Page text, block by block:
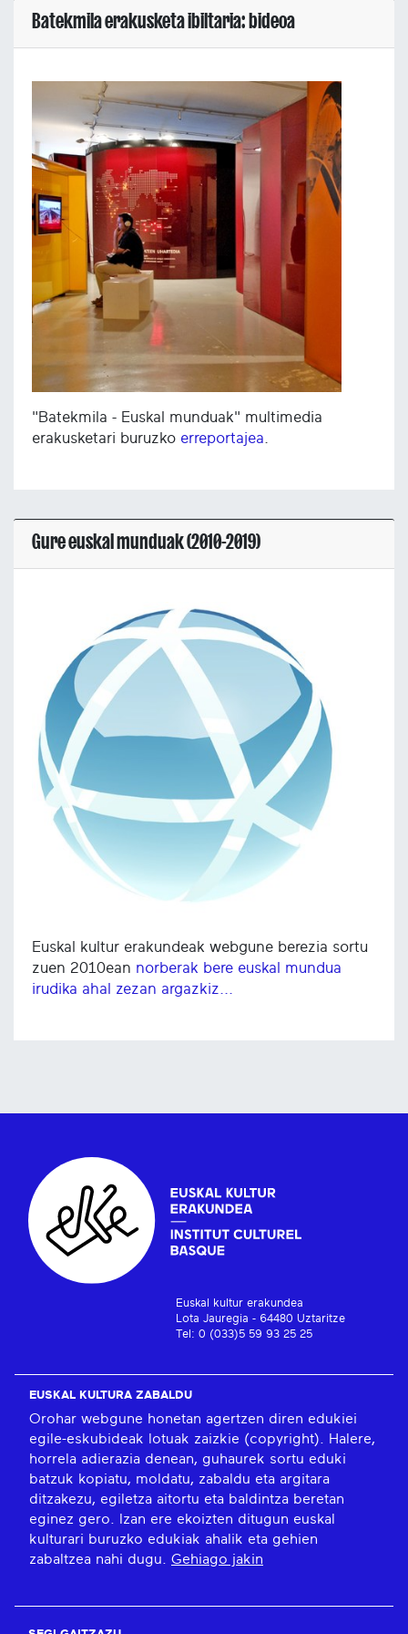
Batekmila erakusketa ibiltaria: bideoa
"Batekmila - Euskal munduak" multimedia
erakusketari buruzko erreportajea
Gure euskal munduak (2010-2019)
Euskal kultur erakundeak webgune berezia sortu
zuen 2010ean norberak bere euskal mundua
irudika ahal zezan argazkiz...
Euskal kultur erakundea
Lota Jauregia - 64480 Uztaritze
Tel: 0 (033)5 59 93 25 25
EUSKAL KULTURA ZABALDU
Orohar webgune honetan agertzen diren edukiei
egile-eskubideak lotuak zaizkie (copyright). Halere,
horrela adierazia denean, guhaurek sortu eduki
batzuk kopiatu, moldatu, zabaldu eta argitara
ditzakezu, egiletza aitortu eta baldintza beretan
eginez gero. Izan ere ekoizten ditugun euskal
kulturari buruzko edukiak ahalik eta gehien
zabaltzea nahi dugu. Gehiago jakin